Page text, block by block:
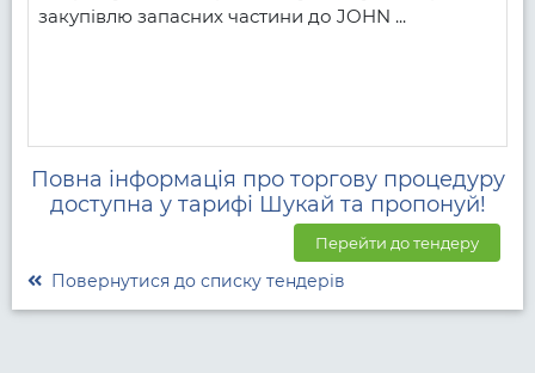
закупівлю запасних частини до JOHN ...
Повна інформація про торгову процедуру
доступна у тарифі Шукай та пропонуй!
Перейти до тендеру
Повернутися до списку тендерів